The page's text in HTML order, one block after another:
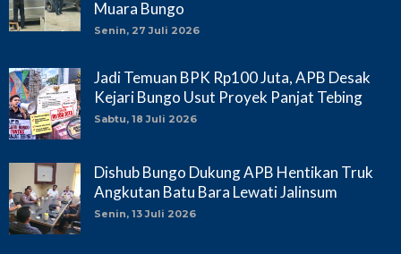
Muara Bungo
Senin, 27 Juli 2026
Jadi Temuan BPK Rp100 Juta, APB Desak
Kejari Bungo Usut Proyek Panjat Tebing
Sabtu, 18 Juli 2026
Dishub Bungo Dukung APB Hentikan Truk
Angkutan Batu Bara Lewati Jalinsum
Senin, 13 Juli 2026